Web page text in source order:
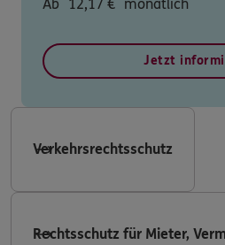
Ab 12,17 € monatlich
Jetzt
Verkehrsrechtsschutz
Rechtsschutz für Mieter,